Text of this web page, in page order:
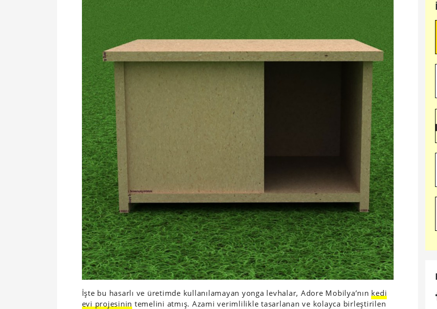
İşte bu hasarlı ve üretimde kullanılamayan yonga levhalar, Adore Mobilya’nın kedi
evi projesinin temelini atmış. Azami verimlilikle tasarlanan ve kolayca birleştirilen